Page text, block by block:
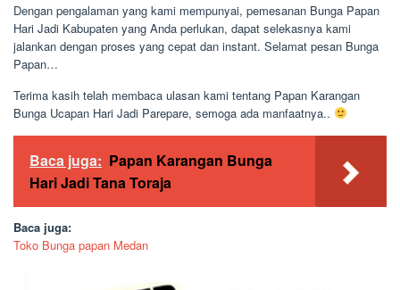
Dengan pengalaman yang kami mempunyai, pemesanan Bunga Papan
Hari Jadi Kabupaten yang Anda perlukan, dapat selekasnya kami
jalankan dengan proses yang cepat dan instant. Selamat pesan Bunga
Papan…
Terima kasih telah membaca ulasan kami tentang Papan Karangan
Bunga Ucapan Hari Jadi Parepare, semoga ada manfaatnya..
Baca juga: Papan Karangan Bunga
Hari Jadi Tana Toraja
Baca juga:
Toko Bunga papan Medan